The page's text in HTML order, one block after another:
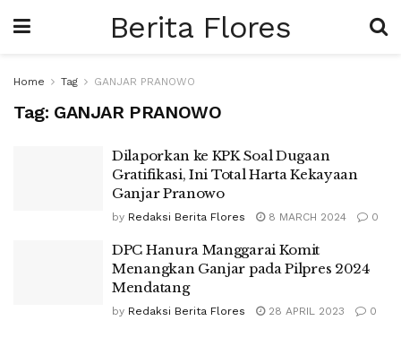
Berita Flores
Home Tag GANJAR PRANOWO
Tag: GANJAR PRANOWO
Dilaporkan ke KPK Soal Dugaan
Gratifikasi, Ini Total Harta Kekayaan
Ganjar Pranowo
by Redaksi Berita Flores 8 MARCH 2024 0
DPC Hanura Manggarai Komit
Menangkan Ganjar pada Pilpres 2024
Mendatang
by Redaksi Berita Flores 28 APRIL 2023 0